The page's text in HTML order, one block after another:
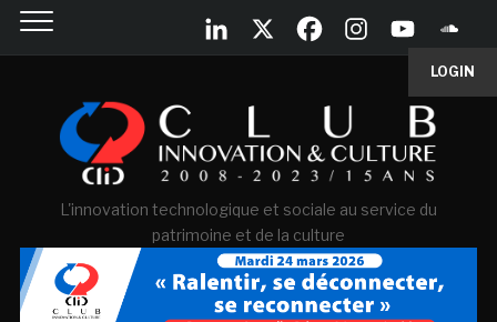
LOGIN
L'innovation technologique et sociale au service du
patrimoine et de la culture